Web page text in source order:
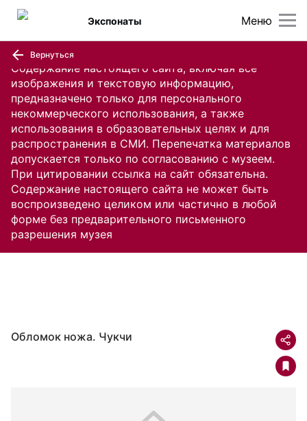
Содержание настоящего сайта, включая все
изображения и текстовую информацию,
предназначено только для персонального
некоммерческого использования, а также
использования в образовательных целях и для
распространения в СМИ. Перепечатка материалов
допускается только по согласованию с музеем.
При цитировании ссылка на сайт обязательна.
Содержание настоящего сайта не может быть
воспроизведено целиком или частично в любой
форме без предварительного письменного
разрешения музея
Меню
Экспонаты
Вернуться
Обломок ножа. Чукчи